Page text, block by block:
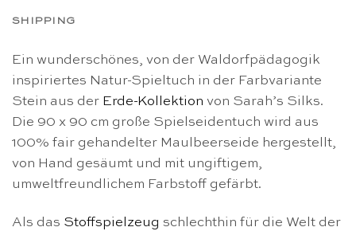
SHIPPING
Ein wunderschönes, von der Waldorfpädagogik
inspiriertes Natur-Spieltuch in der Farbvariante
Stein aus der Erde-Kollektion von Sarah’s Silks.
Die 90 x 90 cm große Spielseidentuch wird aus
100% fair gehandelter Maulbeerseide hergestellt,
von Hand gesäumt und mit ungiftigem,
umweltfreundlichem Farbstoff gefärbt.
Als das Stoffspielzeug schlechthin für die Welt der